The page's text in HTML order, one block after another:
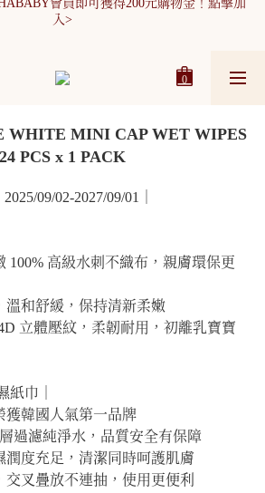
會員即可獲得200元購物金！點擊加
全館消費滿900元免運
會員即可獲得200元購物金！點擊加
入>
WHITE MINI CAP WET WIPES
24 PCS x 1 PACK
09/02-2027/09/01｜
100% 高級水刺不織布，親膚環保更
溫和舒緩，保持清新柔嫩
立體壓紋，柔韌耐用，初離乳寶寶
紙巾｜
獲韓國人氣第一品牌
過濾純淨水，品質安全有保障
潤度充足，清潔同時呵護肌膚
交叉疊放不連抽，使用更便利